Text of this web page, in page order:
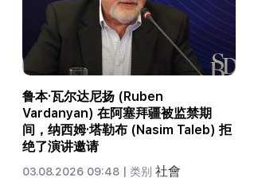
鲁本·瓦尔达尼扬 (Ruben
Vardanyan) 在阿塞拜疆被监禁期
间，纳西姆·塔勒布 (Nasim Taleb) 拒
绝了演讲邀请
03.08.2026 09:48 | 类别 社會